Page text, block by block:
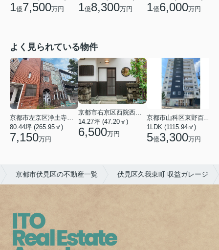
1億7,500万円 1億8,300万円 1億6,000万円
よく見られている物件
80.44坪 (265.95㎡)
7,150万円
京都市右京区西院西平町
14.27坪 (47.20㎡)
6,500万円
1LDK (1115.94㎡)
5億3,300万円
京都市伏見区の不動産一覧 伏見区久我東町 収益ガレージ